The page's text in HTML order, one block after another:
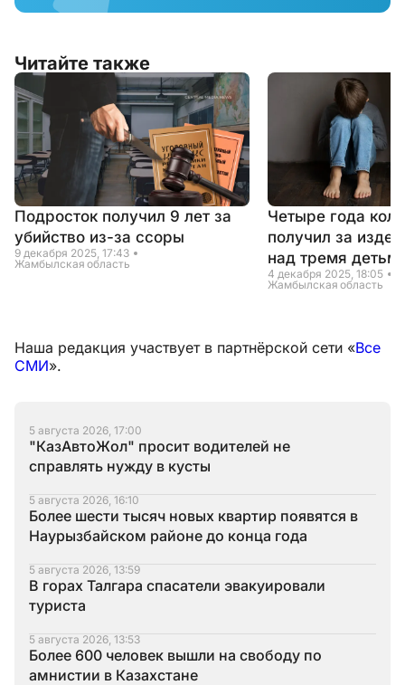
Читайте также
Подросток получил 9 лет за
убийство из-за ссоры
9 декабря 2025, 17:43
Жамбылская область
Четыре года
получил за
над тремя
4 декабря 2025, 18:05
Жамбылская область
Наша редакция участвует в партнёрской сети «Все
СМИ».
5 августа 2026, 17:00
"КазАвтоЖол" просит водителей не
справлять нужду в кусты
5 августа 2026, 16:10
Более шести тысяч новых квартир появятся в
Наурызбайском районе до конца года
5 августа 2026, 13:59
В горах Талгара спасатели эвакуировали
туриста
5 августа 2026, 13:53
Более 600 человек вышли на свободу по
амнистии в Казахстане